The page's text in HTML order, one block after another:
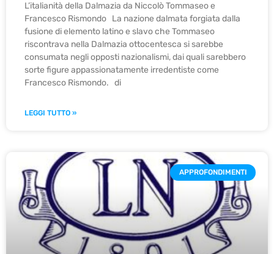
L’italianità della Dalmazia da Niccolò Tommaseo e
Francesco Rismondo La nazione dalmata forgiata dalla
fusione di elemento latino e slavo che Tommaseo
riscontrava nella Dalmazia ottocentesca si sarebbe
consumata negli opposti nazionalismi, dai quali sarebbero
sorte figure appassionatamente irredentiste come
Francesco Rismondo. di
LEGGI TUTTO »
APPROFONDIMENTI